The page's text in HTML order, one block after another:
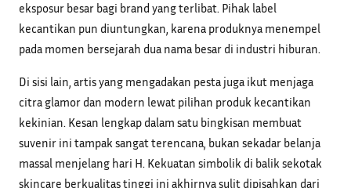
eksposur besar bagi brand yang terlibat. Pihak label
kecantikan pun diuntungkan, karena produknya menempel
pada momen bersejarah dua nama besar di industri hiburan.
Di sisi lain, artis yang mengadakan pesta juga ikut menjaga
citra glamor dan modern lewat pilihan produk kecantikan
kekinian. Kesan lengkap dalam satu bingkisan membuat
suvenir ini tampak sangat terencana, bukan sekadar belanja
massal menjelang hari H. Kekuatan simbolik di balik sekotak
skincare berkualitas tinggi ini akhirnya sulit dipisahkan dari